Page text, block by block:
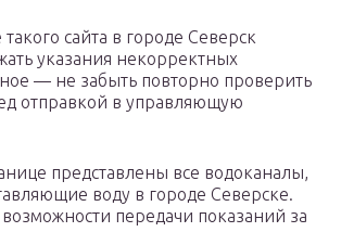
сайта в городе Северск
указания некорректных
— не забыть повторно проверить
отправкой в управляющую
представлены все водоканалы,
воду в городе Северске.
возможности передачи показаний за